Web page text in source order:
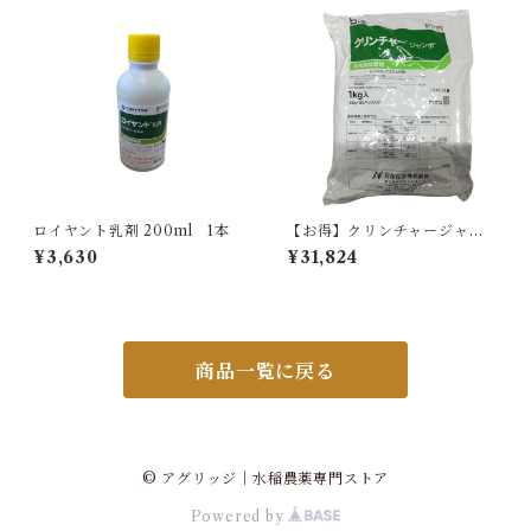
ロイヤント乳剤 200ml 1本
¥3,630
【お得】クリンチャージャン
ボ 1kg 【1箱】12袋入
¥31,824
商品一覧に戻る
© アグリッジ｜水稲農薬専門ストア
Powered by